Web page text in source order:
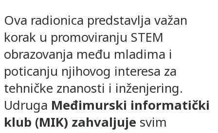
Ova radionica predstavlja važan
korak u promoviranju STEM
obrazovanja među mladima i
poticanju njihovog interesa za
tehničke znanosti i inženjering.
Udruga Međimurski informatički
klub (MIK) zahvaljuje svim